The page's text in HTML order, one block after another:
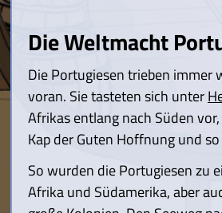
Die Weltmacht
Die Portugiesen trieben immer
voran. Sie tasteten sich unter
Afrikas entlang nach Süden
Kap der Guten Hoffnung und
So wurden die Portugiesen zu
Afrika und Südamerika, aber